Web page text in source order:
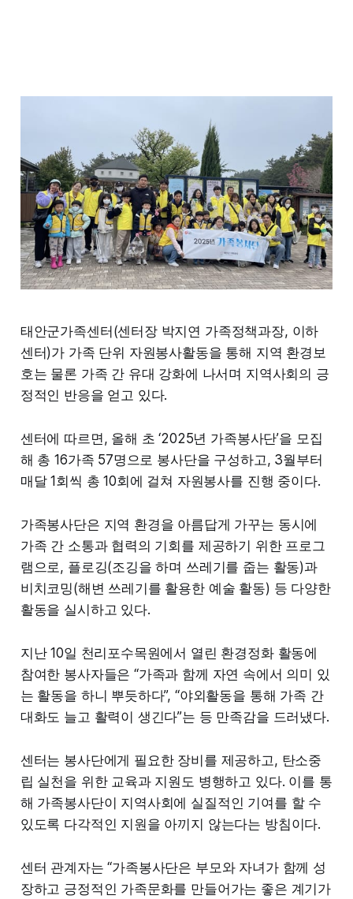
태안군가족센터(센터장 박지연 가족정책과장, 이하
센터)가 가족 단위 자원봉사활동을 통해 지역 환경보
호는 물론 가족 간 유대 강화에 나서며 지역사회의 긍
정적인 반응을 얻고 있다.
센터에 따르면, 올해 초 ‘2025년 가족봉사단’을 모집
해 총 16가족 57명으로 봉사단을 구성하고, 3월부터
매달 1회씩 총 10회에 걸쳐 자원봉사를 진행 중이다.
가족봉사단은 지역 환경을 아름답게 가꾸는 동시에
가족 간 소통과 협력의 기회를 제공하기 위한 프로그
램으로, 플로깅(조깅을 하며 쓰레기를 줍는 활동)과
비치코밍(해변 쓰레기를 활용한 예술 활동) 등 다양한
활동을 실시하고 있다.
지난 10일 천리포수목원에서 열린 환경정화 활동에
참여한 봉사자들은 “가족과 함께 자연 속에서 의미 있
는 활동을 하니 뿌듯하다”, “야외활동을 통해 가족 간
대화도 늘고 활력이 생긴다”는 등 만족감을 드러냈다.
센터는 봉사단에게 필요한 장비를 제공하고, 탄소중
립 실천을 위한 교육과 지원도 병행하고 있다. 이를 통
해 가족봉사단이 지역사회에 실질적인 기여를 할 수
있도록 다각적인 지원을 아끼지 않는다는 방침이다.
센터 관계자는 “가족봉사단은 부모와 자녀가 함께 성
장하고 긍정적인 가족문화를 만들어가는 좋은 계기가